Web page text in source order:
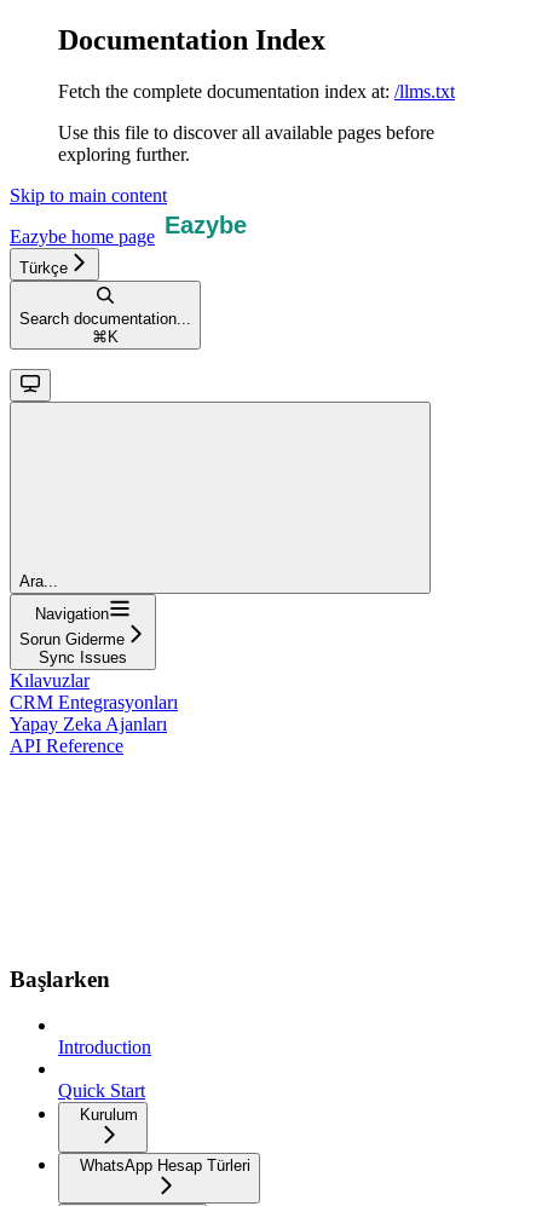
Documentation Index
Fetch the complete documentation index at: /llms.txt
Use this file to discover all available pages before
exploring further.
Skip to main content
Eazybe home page
Türkçe
Search documentation...
⌘ K
Ara...
Navigation
Sorun Giderme
Sync Issues
Kılavuzlar
CRM Entegrasyonları
Yapay Zeka Ajanları
API Reference
Başlarken
Introduction
Quick Start
Kurulum
WhatsApp Hesap Türleri